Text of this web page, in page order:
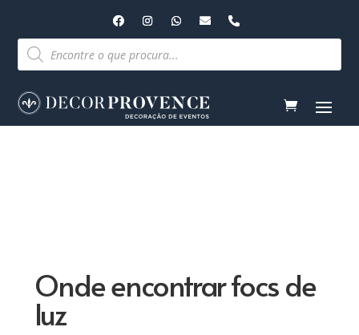
Pesquisar
produtos
Onde encontrar focs de
luz